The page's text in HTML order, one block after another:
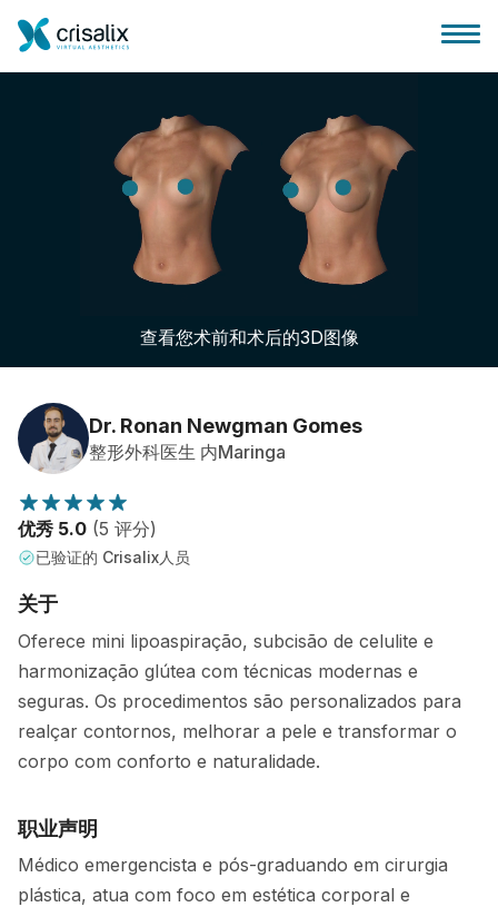
外科医生之家
客户评价
查看您术前和术后的3D图像
Dr. Ronan Newgman Gomes
整形外科医生 内Maringa
优秀 5.0 (5 评分)
已验证的 Crisalix人员
关于
Oferece mini lipoaspiração, subcisão de celulite e
harmonização glútea com técnicas modernas e
seguras. Os procedimentos são personalizados para
realçar contornos, melhorar a pele e transformar o
corpo com conforto e naturalidade.
职业声明
Médico emergencista e pós-graduando em cirurgia
plástica, atua com foco em estética corporal e